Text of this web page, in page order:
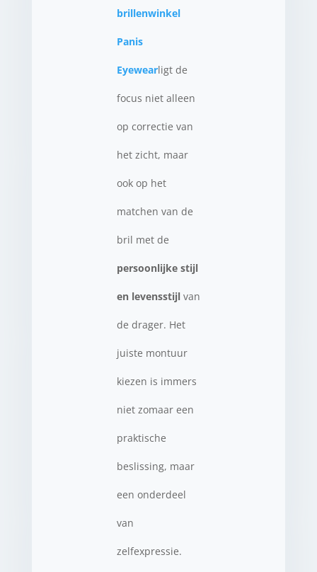
brillenwinkel
Panis
Eyewearligt de
focus niet alleen
op correctie van
het zicht, maar
ook op het
matchen van de
bril met de
persoonlijke stijl
en levensstijlvan
de drager. Het
juiste montuur
kiezen is immers
niet zomaar een
praktische
beslissing, maar
een onderdeel
van
zelfexpressie.